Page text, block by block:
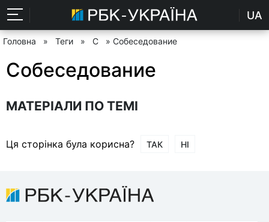
UA
Головна » Теги » С » Собеседование
Собеседование
МАТЕРІАЛИ ПО ТЕМІ
Ця сторінка була корисна? ТАК НІ